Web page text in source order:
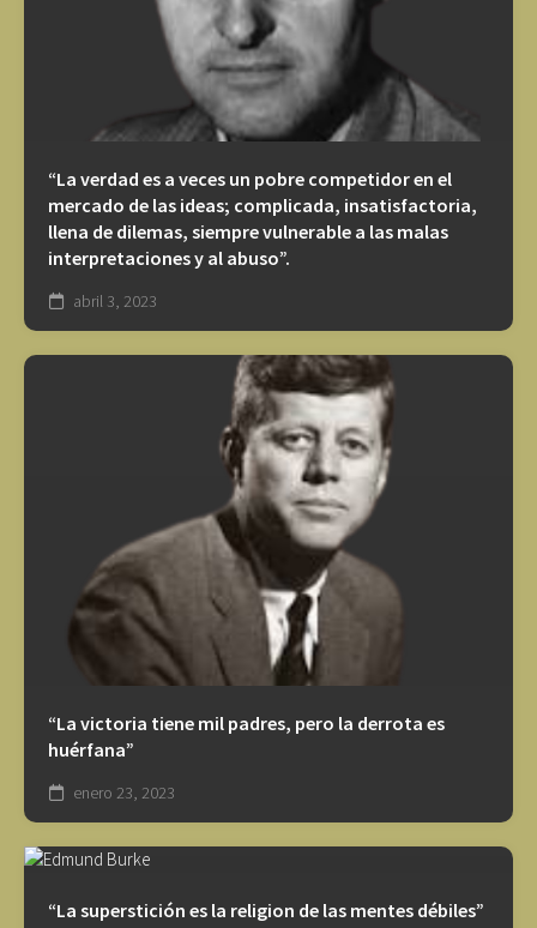
“La verdad es a veces un pobre competidor en el
mercado de las ideas; complicada, insatisfactoria,
llena de dilemas, siempre vulnerable a las malas
interpretaciones y al abuso”.
abril 3, 2023
“La victoria tiene mil padres, pero la derrota es
huérfana”
enero 23, 2023
“La superstición es la religion de las mentes débiles”